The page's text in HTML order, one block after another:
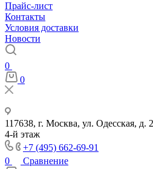
Прайс-лист
Контакты
Условия доставки
Новости
0
0
117638, г. Москва, ул. Одесская,
4-й этаж
+7 (495) 662-69-91
0
Сравнение